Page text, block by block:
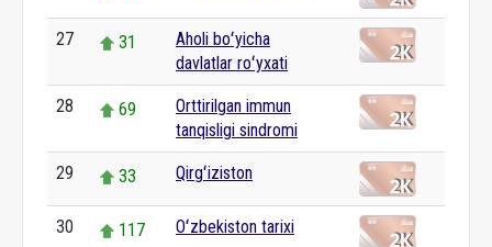
27 31
Aholi boʻyicha
davlatlar roʻyxati
28 69
Orttirilgan immun
tanqisligi sindromi
29 33 Qirgʻiziston
30 117 Oʻzbekiston tarixi